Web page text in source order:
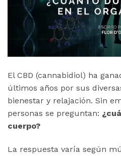
El CBD (cannabidiol) ha
últimos años por sus
bienestar y relajación. Sin
personas se preguntan:
cuerpo?
La respuesta varía según